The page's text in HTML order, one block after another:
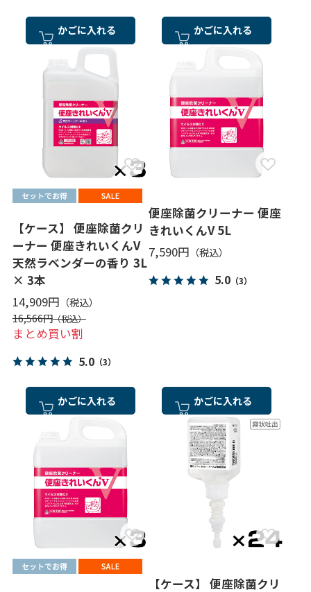
かごに入れる かごに入れる
【ケース】 便座除菌クリ
ーナー 便座きれいくんV
天然ラベンダーの香り 3L
× 3本
14,909円
16,566円
まとめ買い割
5.0（3）
かごに入れる
便座除菌クリーナー 便座
きれいくんV 5L
7,590円
5.0（3）
かごに入れる
【ケース】 便座除菌クリ